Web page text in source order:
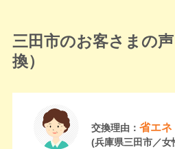
三田市のお客さまの
換）
交換理由： 省エネ
(兵庫県三田市／女